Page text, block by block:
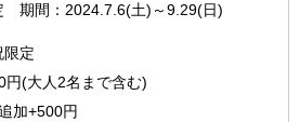
期間：2024.7.6(土)～9.29(日)
定
円(大人2名まで含む)
加+500円